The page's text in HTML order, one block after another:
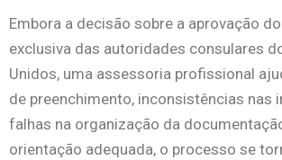
Embora a decisão sobre a aprovação
exclusiva das autoridades consulares
Unidos, uma assessoria profissional
de preenchimento, inconsistências nas
falhas na organização da
orientação adequada, o processo se